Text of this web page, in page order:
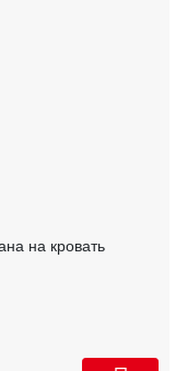
на кровать